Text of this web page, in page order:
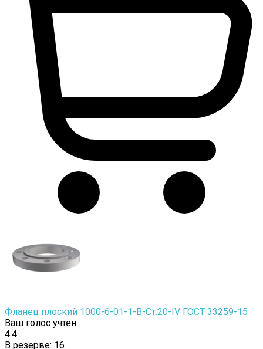
Фланец плоский 1000-6-01-1-B-Cт.20-IV ГОСТ 33259-15
Ваш голос учтен
4.4
В резерве: 16